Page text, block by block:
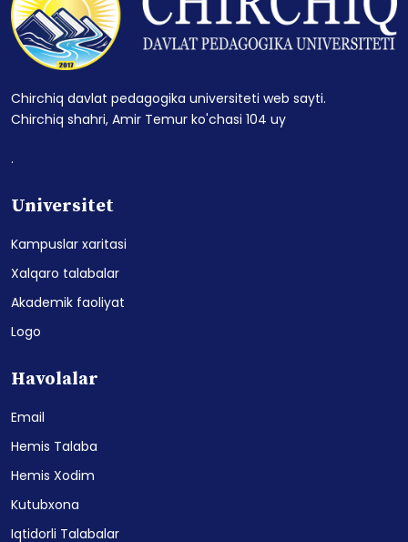
Chirchiq davlat pedagogika universiteti web sayti.
Chirchiq shahri, Amir Temur ko'chasi 104 uy
.
Universitet
Kampuslar xaritasi
Xalqaro talabalar
Akademik faoliyat
Logo
Havolalar
Email
Hemis Talaba
Hemis Xodim
Kutubxona
Iqtidorli Talabalar